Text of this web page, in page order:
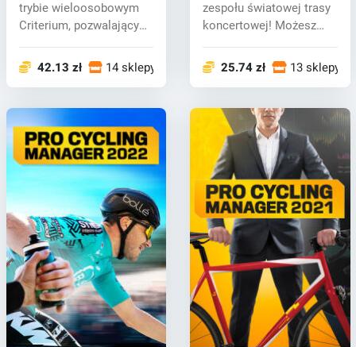
trybie wieloosobowym
Criterium, pozwalającym
42.13 zł 14 sklepy
zespołu światowej trasy
koncertowej! Możesz
25.74 zł 13 sklepy